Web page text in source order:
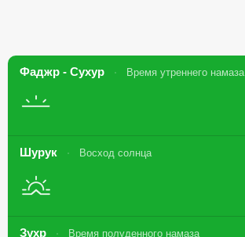
Фаджр - Сухур Время утреннего намаза
Шурук Восход солнца
Зухр Время полуденного намаза